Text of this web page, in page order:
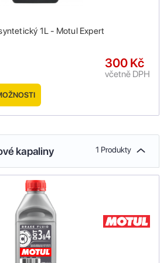
1L - Motul Expert
300 Kč
včetně DPH
kapaliny 1 Produkty